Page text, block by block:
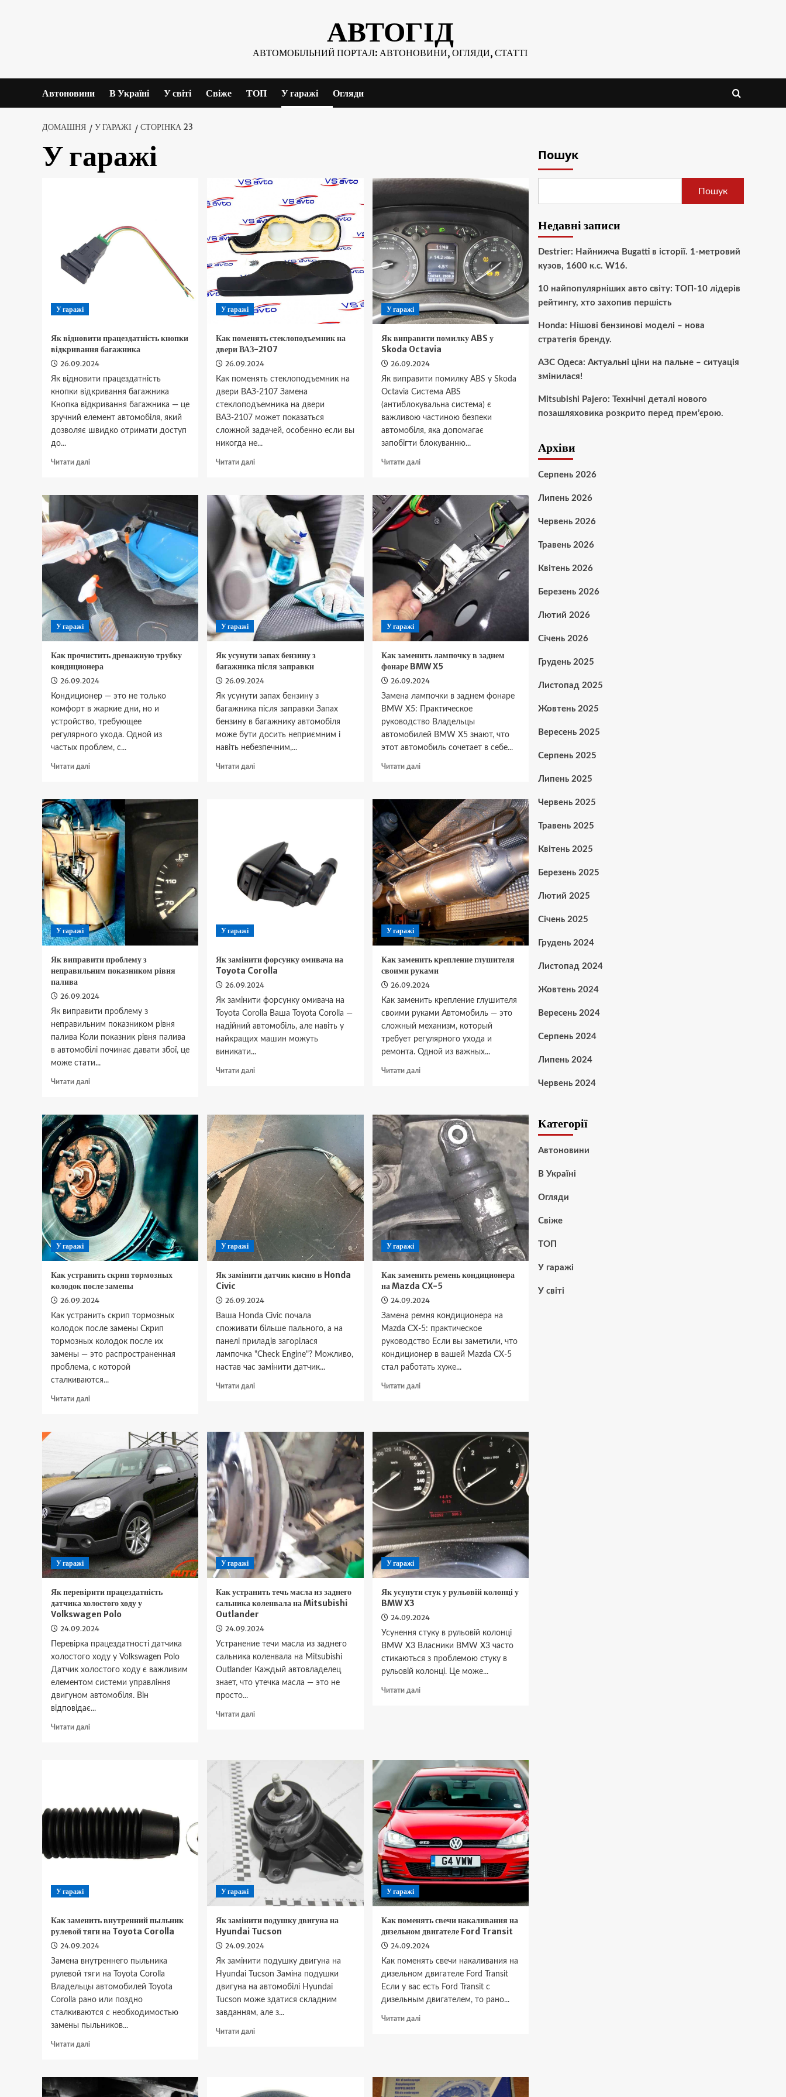
АВТОГІД
АВТОМОБІЛЬНИЙ ПОРТАЛ: АВТОНОВИНИ, ОГЛЯДИ, СТАТТІ
Автоновини В Україні У світі Свіже ТОП У гаражі Огляди
ДОМАШНЯ У ГАРАЖІ СТОРІНКА 23
У гаражі
У гаражі
Як відновити працездатність кнопки
відкривання багажника
26.09.2024
Як відновити працездатність
кнопки відкривання багажника
Кнопка відкривання багажника — це
зручний елемент автомобіля, який
дозволяє швидко отримати доступ
до...
Читати даліДокладніше
відновити
працездатність
кнопки
відкривання
багажника
У гаражі
Как поменять стеклоподъемник на
двери ВАЗ-2107
26.09.2024
Как поменять стеклоподъемник на
двери ВАЗ-2107 Замена
стеклоподъемника на двери
ВАЗ-2107 может показаться
сложной задачей, особенно если вы
никогда не...
Читати даліДокладніше
поменять
стеклоподъемник
на
двери
ВАЗ-2107
У гаражі
Як виправити помилку ABS у
Skoda Octavia
26.09.2024
Як виправити помилку ABS у Skoda
Octavia Система ABS
(антиблокувальна система) є
важливою частиною безпеки
автомобіля, яка допомагає
запобігти блокуванню...
Читати даліДокладніше
виправити
помилку
ABS
Octavia
У гаражі
Как прочистить дренажную трубку
кондиционера
26.09.2024
Кондиционер — это не только
комфорт в жаркие дни, но и
устройство, требующее
регулярного ухода. Одной из
частых проблем, с...
Читати даліДокладніше
прочистить
дренажную
трубку
кондиционера
У гаражі
Як усунути запах бензину з
багажника після заправки
26.09.2024
Як усунути запах бензину з
багажника після заправки Запах
бензину в багажнику автомобіля
може бути досить неприємним і
навіть небезпечним,...
Читати даліДокладніше
багажника
після
заправки
У гаражі
Как заменить лампочку в заднем
фонаре BMW X5
26.09.2024
Замена лампочки в заднем фонаре
BMW X5: Практическое
руководство Владельцы
автомобилей BMW X5 знают, что
этот автомобиль сочетает в себе...
Читати даліДокладніше
заменить
лампочку
в
заднем
фонаре
BMW
X5
У гаражі
Як виправити проблему з
неправильним показником рівня
палива
26.09.2024
Як виправити проблему з
неправильним показником рівня
палива Коли показник рівня палива
в автомобілі починає давати збої, це
може стати...
Читати даліДокладніше
виправити
проблему
з
неправильним
показником
рівня
палива
У гаражі
Як замінити форсунку омивача на
Toyota Corolla
26.09.2024
Як замінити форсунку омивача на
Toyota Corolla Ваша Toyota Corolla —
надійний автомобіль, але навіть у
найкращих машин можуть
виникати...
Читати даліДокладніше
форсунку
омивача
на
Toyota
Corolla
У гаражі
Как заменить крепление глушителя
своими руками
26.09.2024
Как заменить крепление глушителя
своими руками Автомобиль — это
сложный механизм, который
требует регулярного ухода и
ремонта. Одной из важных...
Читати даліДокладніше
крепление
глушителя
своими
руками
У гаражі
Как устранить скрип тормозных
колодок после замены
26.09.2024
Как устранить скрип тормозных
колодок после замены Скрип
тормозных колодок после их
замены — это распространенная
проблема, с которой
сталкиваются...
Читати даліДокладніше
тормозных
колодок
после
замены
У гаражі
Як замінити датчик кисню в Honda
Civic
26.09.2024
Ваша Honda Civic почала
споживати більше пального, а на
панелі приладів загорілася
лампочка "Check Engine"? Можливо,
настав час замінити датчик...
Читати даліДокладніше
кисню
в
Honda
Civic
У гаражі
Как заменить ремень кондиционера
на Mazda CX-5
24.09.2024
Замена ремня кондиционера на
Mazda CX-5: практическое
руководство Если вы заметили, что
кондиционер в вашей Mazda CX-5
стал работать хуже...
Читати даліДокладніше
кондиционера
на
Mazda
CX-
5
У гаражі
Як перевірити працездатність
датчика холостого ходу у
Volkswagen Polo
24.09.2024
Перевірка працездатності датчика
холостого ходу у Volkswagen Polo
Датчик холостого ходу є важливим
елементом системи управління
двигуном автомобіля. Він
відповідає...
Читати даліДокладніше
у
Volkswagen
Polo
У гаражі
Как устранить течь масла из заднего
сальника коленвала на Mitsubishi
Outlander
24.09.2024
Устранение течи масла из заднего
сальника коленвала на Mitsubishi
Outlander Каждый автовладелец
знает, что утечка масла — это не
просто...
Читати даліДокладніше
масла
заднего
сальника
коленвала
на
Mitsubishi
Outlander
У гаражі
Як усунути стук у рульовій колонці у
BMW X3
24.09.2024
Усунення стуку в рульовій колонці
BMW X3 Власники BMW X3 часто
стикаються з проблемою стуку в
рульовій колонці. Це може...
Читати даліДокладніше
колонці
у
BMW
X3
У гаражі
Как заменить внутренний пыльник
рулевой тяги на Toyota Corolla
24.09.2024
Замена внутреннего пыльника
рулевой тяги на Toyota Corolla
Владельцы автомобилей Toyota
Corolla рано или поздно
сталкиваются с необходимостью
замены пыльников...
Читати даліДокладніше
заменить
У гаражі
Як замінити подушку двигуна на
Hyundai Tucson
24.09.2024
Як замінити подушку двигуна на
Hyundai Tucson Заміна подушки
двигуна на автомобілі Hyundai
Tucson може здатися складним
завданням, але з...
Читати даліДокладніше
У гаражі
Как поменять свечи накаливания на
дизельном двигателе Ford Transit
24.09.2024
Как поменять свечи накаливания на
дизельном двигателе Ford Transit
Если у вас есть Ford Transit с
дизельным двигателем, то рано...
Читати даліДокладніше
на
дизельном
Пошук
Пошук
Недавні записи
Destrier: Найнижча Bugatti в історії. 1-метровий
кузов, 1600 к.с. W16.
10 найпопулярніших авто світу: ТОП-10 лідерів
рейтингу, хто захопив першість
Honda: Нішові бензинові моделі – нова
стратегія бренду.
АЗС Одеса: Актуальні ціни на пальне – ситуація
змінилася!
Mitsubishi Pajero: Технічні деталі нового
позашляховика розкрито перед прем’єрою.
Архіви
Серпень 2026
Липень 2026
Червень 2026
Травень 2026
Квітень 2026
Березень 2026
Лютий 2026
Січень 2026
Грудень 2025
Листопад 2025
Жовтень 2025
Вересень 2025
Серпень 2025
Липень 2025
Червень 2025
Травень 2025
Квітень 2025
Березень 2025
Лютий 2025
Січень 2025
Грудень 2024
Листопад 2024
Жовтень 2024
Вересень 2024
Серпень 2024
Липень 2024
Червень 2024
Категорії
Автоновини
В Україні
Огляди
Свіже
ТОП
У гаражі
У світі